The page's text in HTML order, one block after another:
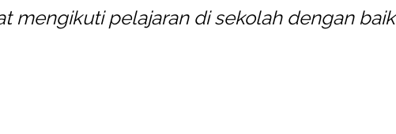
mengikuti pelajaran di sekolah dengan baik